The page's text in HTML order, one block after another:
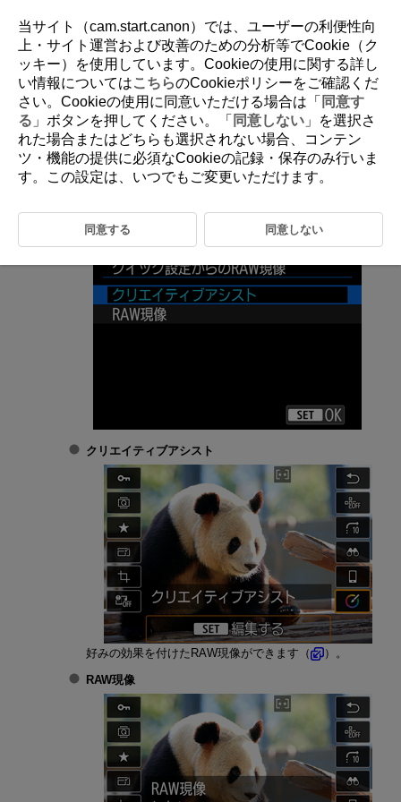
D388-161
クイック設定からのRAW現像
クイック設定画面から行うRAW現像の種類を選ぶことができます。
［ ：クイック設定からのRAW現像］を選ぶ（
）
項目を選ぶ
クリエイティブアシスト
好みの効果を付けたRAW現像ができます（
）。
RAW現像
当サイト（cam.start.canon）では、ユーザーの利便性向
上・サイト運営および改善のための分析等でCookie（ク
ッキー）を使用しています。Cookieの使用に関する詳し
い情報についてはこちらのCookieポリシーをご確認くだ
さい。Cookieの使用に同意いただける場合は「 同意す
る 」ボタンを押してください。「 同意しない 」を選択さ
れた場合またはどちらも選択されない場合、コンテン
ツ・機能の提供に必須なCookieの記録・保存のみ行いま
す。この設定は、いつでもご変更いただけます。
同意する 同意しない